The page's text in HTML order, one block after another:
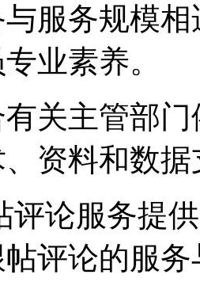
与服务规模
业素养。
有关主管部
资料和数
评论服务提
评论的服